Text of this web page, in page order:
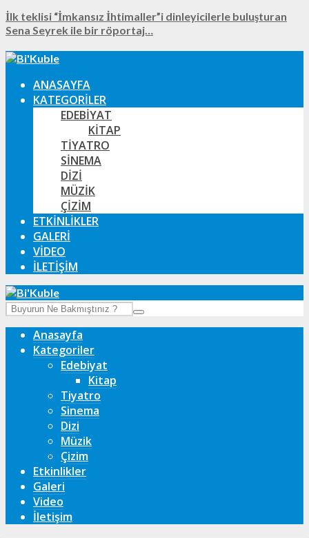
İlk teklisi “İmkansız İhtimaller”i dinleyicilerle buluşturan
Sena Seyrek ile bir röportaj…
ANASAYFA
KATEGORILER
EDEBIYAT
KITAP
TIYATRO
SINEMA
DIZI
MÜZIK
ÇIZIM
ETKINLIKLER
GALERI
VIDEO
İLETIŞIM
Anasayfa
Kategoriler
Edebiyat
Kitap
Tiyatro
Sinema
Dizi
Müzik
Çizim
Etkinlikler
Galeri
Video
İletişim